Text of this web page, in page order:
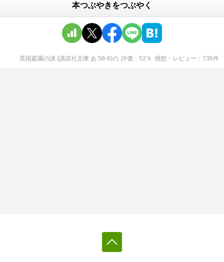
本つぶやきをつぶやく
英国庭園の謎 (講談社文庫 あ 58-6)の 評価 52 ％ 感想・レビュー 736件